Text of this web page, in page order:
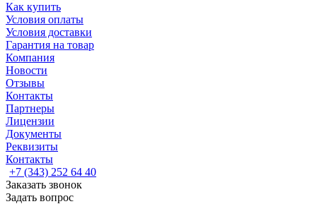
Как купить
Условия оплаты
Условия доставки
Гарантия на товар
Компания
Новости
Отзывы
Контакты
Партнеры
Лицензии
Документы
Реквизиты
Контакты
+7 (343) 252 64 40
Заказать звонок
Задать вопрос